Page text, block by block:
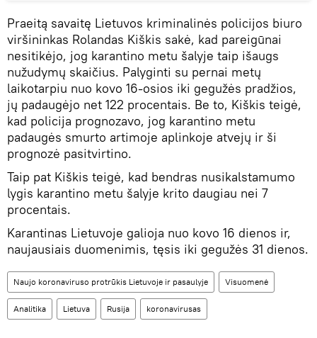
Praeitą savaitę Lietuvos kriminalinės policijos biuro
viršininkas Rolandas Kiškis sakė, kad pareigūnai
nesitikėjo, jog karantino metu šalyje taip išaugs
nužudymų skaičius. Palyginti su pernai metų
laikotarpiu nuo kovo 16-osios iki gegužės pradžios,
jų padaugėjo net 122 procentais. Be to, Kiškis teigė,
kad policija prognozavo, jog karantino metu
padaugės smurto artimoje aplinkoje atvejų ir ši
prognozė pasitvirtino.
Taip pat Kiškis teigė, kad bendras nusikalstamumo
lygis karantino metu šalyje krito daugiau nei 7
procentais.
Karantinas Lietuvoje galioja nuo kovo 16 dienos ir,
naujausiais duomenimis, tęsis iki gegužės 31 dienos.
Naujo koronaviruso protrūkis Lietuvoje ir pasaulyje Visuomenė
Analitika Lietuva Rusija koronavirusas